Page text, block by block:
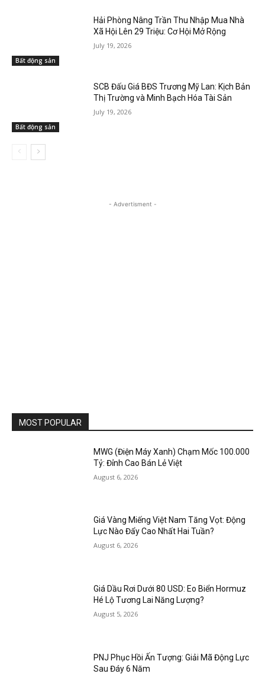
Bất động sản
Hải Phòng Nâng Trần Thu Nhập Mua Nhà
Xã Hội Lên 29 Triệu: Cơ Hội Mở Rộng
July 19, 2026
Bất động sản
SCB Đấu Giá BĐS Trương Mỹ Lan: Kịch Bản
Thị Trường và Minh Bạch Hóa Tài Sản
July 19, 2026
- Advertisment -
MOST POPULAR
MWG (Điện Máy Xanh) Chạm Mốc 100.000
Tỷ: Đỉnh Cao Bán Lẻ Việt
August 6, 2026
Giá Vàng Miếng Việt Nam Tăng Vọt: Động
Lực Nào Đẩy Cao Nhất Hai Tuần?
August 6, 2026
Giá Dầu Rơi Dưới 80 USD: Eo Biển Hormuz
Hé Lộ Tương Lai Năng Lượng?
August 5, 2026
PNJ Phục Hồi Ấn Tượng: Giải Mã Động Lực
Sau Đáy 6 Năm